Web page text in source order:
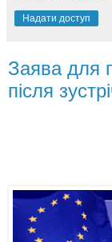
Надати доступ
Заява для
після